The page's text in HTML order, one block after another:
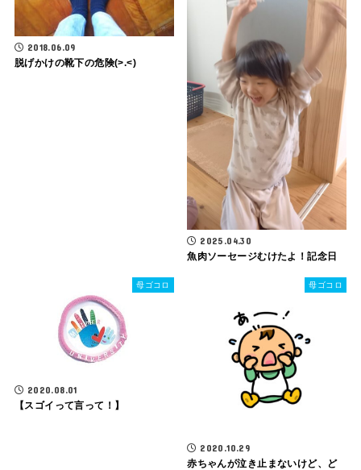
2018.06.09
脱げかけの靴下の危険(>.<)
2025.04.30
魚肉ソーセージむけたよ！記念日
母ゴコロ
2020.08.01
【スゴイって言って！】
母ゴコロ
2020.10.29
赤ちゃんが泣き止まないけど、ど